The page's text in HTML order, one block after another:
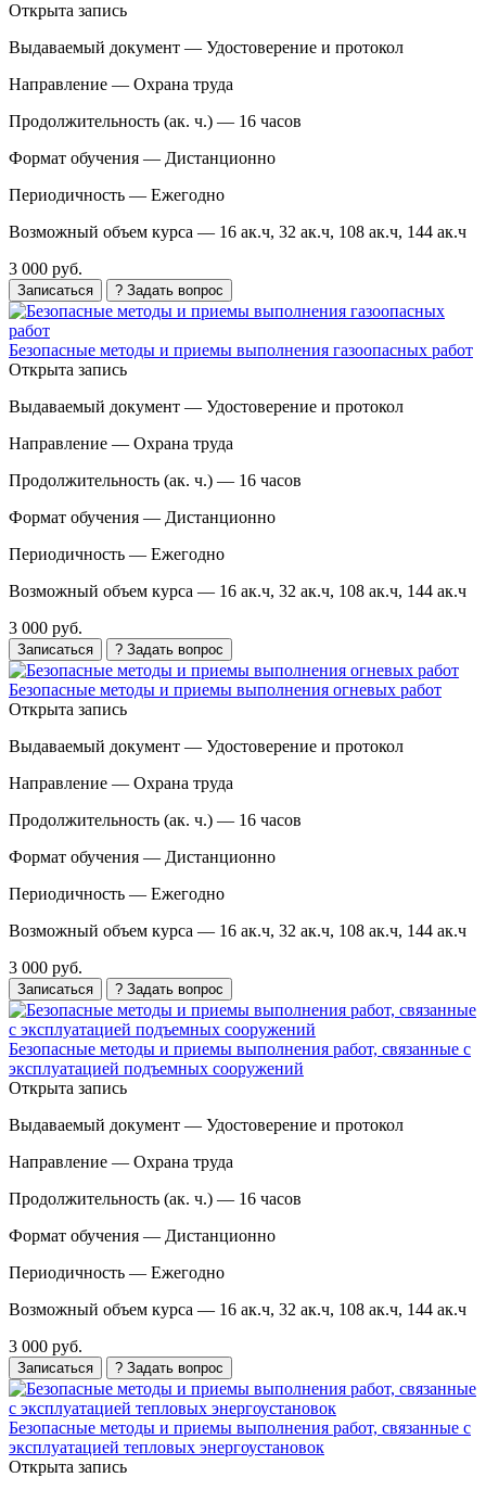
Открыта запись
Выдаваемый документ — Удостоверение и протокол
Направление — Охрана труда
Продолжительность (ак. ч.) — 16 часов
Формат обучения — Дистанционно
Периодичность — Ежегодно
Возможный объем курса — 16 ак.ч, 32 ак.ч, 108 ак.ч, 144 ак.ч
3 000 руб.
Записаться ? Задать вопрос
Безопасные методы и приемы выполнения газоопасных работ
Открыта запись
Выдаваемый документ — Удостоверение и протокол
Направление — Охрана труда
Продолжительность (ак. ч.) — 16 часов
Формат обучения — Дистанционно
Периодичность — Ежегодно
Возможный объем курса — 16 ак.ч, 32 ак.ч, 108 ак.ч, 144 ак.ч
3 000 руб.
Записаться ? Задать вопрос
Безопасные методы и приемы выполнения огневых работ
Открыта запись
Выдаваемый документ — Удостоверение и протокол
Направление — Охрана труда
Продолжительность (ак. ч.) — 16 часов
Формат обучения — Дистанционно
Периодичность — Ежегодно
Возможный объем курса — 16 ак.ч, 32 ак.ч, 108 ак.ч, 144 ак.ч
3 000 руб.
Записаться ? Задать вопрос
Безопасные методы и приемы выполнения работ, связанные с
эксплуатацией подъемных сооружений
Открыта запись
Выдаваемый документ — Удостоверение и протокол
Направление — Охрана труда
Продолжительность (ак. ч.) — 16 часов
Формат обучения — Дистанционно
Периодичность — Ежегодно
Возможный объем курса — 16 ак.ч, 32 ак.ч, 108 ак.ч, 144 ак.ч
3 000 руб.
Записаться ? Задать вопрос
Безопасные методы и приемы выполнения работ, связанные с
эксплуатацией тепловых энергоустановок
Открыта запись